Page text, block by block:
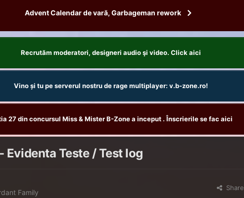
Advent Calendar de vară, Garbageman rework
Recrutăm moderatori, designeri audio şi video. Click aici
Vino și tu pe serverul nostru de rage multiplayer: v.b-zone.ro!
27 din concursul Miss & Mister B-Zone a inceput . Înscrierile se fac aici
Evidenta Teste / Test log
Family
Share